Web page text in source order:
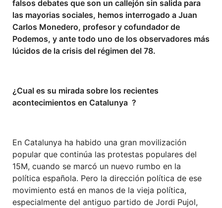
falsos debates que son un callejón sin salida para
las mayorias sociales, hemos interrogado a Juan
Carlos Monedero, profesor y cofundador de
Podemos, y ante todo uno de los observadores más
lúcidos de la crisis del régimen del 78.
¿Cual es su mirada sobre los recientes
acontecimientos en Catalunya ?
En Catalunya ha habido una gran movilización
popular que continúa las protestas populares del
15M, cuando se marcó un nuevo rumbo en la
política española. Pero la dirección política de ese
movimiento está en manos de la vieja política,
especialmente del antiguo partido de Jordi Pujol,